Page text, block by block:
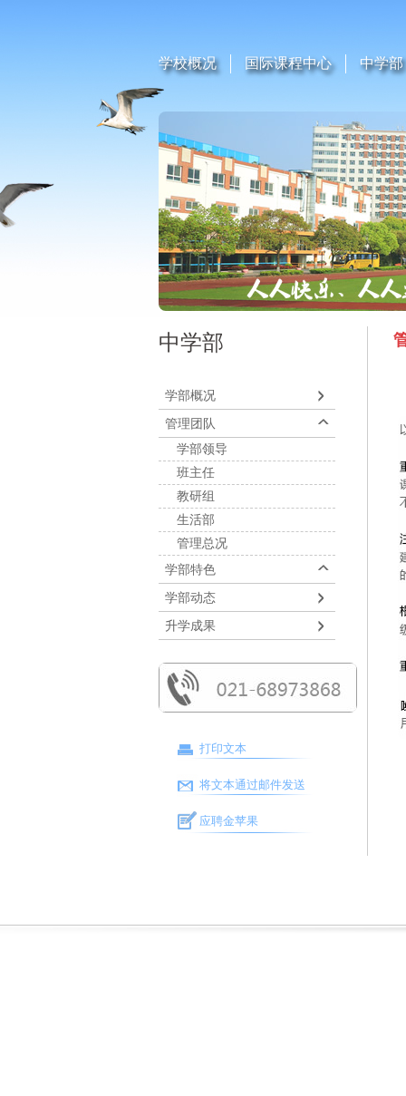
学校概况 国际课程中心 中学部
中学部
学部概况
管理团队
学部领导
班主任
教研组
生活部
管理总况
学部特色
学部动态
升学成果
打印文本
将文本通过邮件发送
应聘金苹果